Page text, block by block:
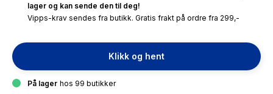
lager og kan sende den til deg!
Vipps-krav sendes fra butikk. Gratis frakt på ordre fra 299,-
Klikk og hent
På lager hos 99 butikker